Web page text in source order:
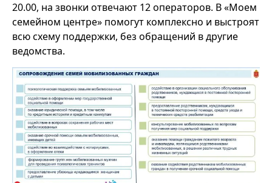
20.00, на звонки отвечают 12 операторов. В «Моем
семейном центре» помогут комплексно и выстроят
всю схему поддержки, без обращений в другие
ведомства.